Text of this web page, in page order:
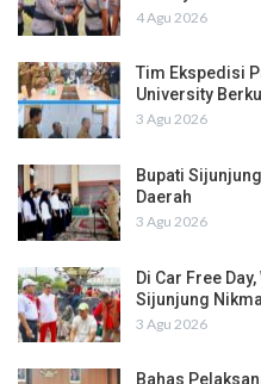
4 Agu 2026
Tim Ekspedisi
University
3 Agu 2026
Bupati
Daerah
3 Agu 2026
Di Car Free
Sijunjung
3 Agu 2026
Bahas